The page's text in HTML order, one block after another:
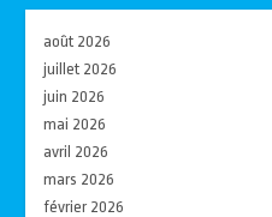
août 2026
juillet 2026
juin 2026
mai 2026
avril 2026
mars 2026
février 2026